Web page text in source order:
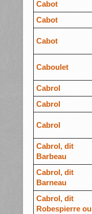
Cabot
Cabot
Cabot
Caboulet
Cabrol
Cabrol
Cabrol
Cabrol, dit
Barbeau
Cabrol, dit
Barneau
Cabrol, dit
Robespierre ou